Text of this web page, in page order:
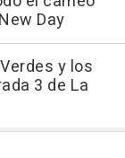
Day
y los
3 de La